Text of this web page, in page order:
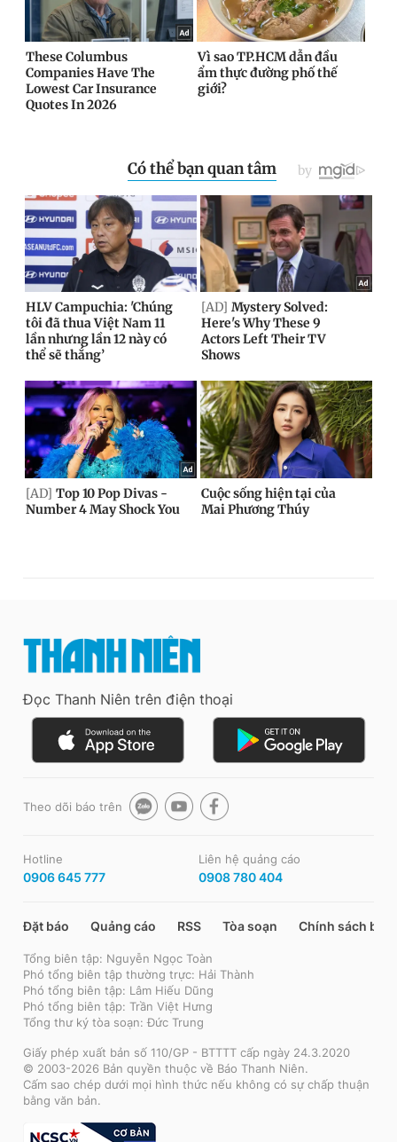
Đọc Thanh Niên trên điện thoại
Theo dõi báo trên
Hotline
0906 645 777
Liên hệ quảng cáo
0908 780 404
Đặt báo Quảng cáo RSS Tòa soạn Chính sách bảo
Tổng biên tập: Nguyễn Ngọc Toàn
Phó tổng biên tập thường trực: Hải Thành
Phó tổng biên tập: Lâm Hiếu Dũng
Phó tổng biên tập: Trần Việt Hưng
Tổng thư ký tòa soạn: Đức Trung
Giấy phép xuất bản số 110/GP - BTTTT cấp ngày 24.3.2020
© 2003-2026 Bản quyền thuộc về Báo Thanh Niên.
Cấm sao chép dưới mọi hình thức nếu không có sự chấp thuận
bằng văn bản.